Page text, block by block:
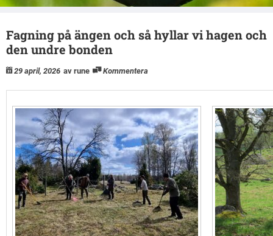
Arkiv
Fagning på ängen och så hyllar vi hagen och
den undre bonden
29 april, 2026 av rune Kommentera